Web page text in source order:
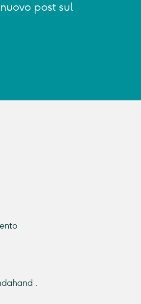
post sul
.